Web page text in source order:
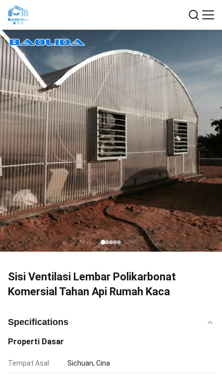
Sisi Ventilasi Lembar Polikarbonat
Komersial Tahan Api Rumah Kaca
Specifications
Properti Dasar
Tempat Asal: Sichuan, Cina